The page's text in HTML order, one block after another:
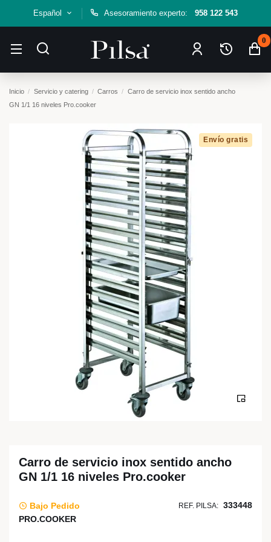
Español Asesoramiento experto: 958 122 543
0
Inicio Servicio y catering Carros
Carro de servicio inox sentido ancho
GN 1/1 16 niveles Pro.cooker
Envío gratis
Carro de servicio inox sentido ancho
GN 1/1 16 niveles Pro.cooker
Bajo Pedido REF. PILSA: 333448
PRO.COOKER